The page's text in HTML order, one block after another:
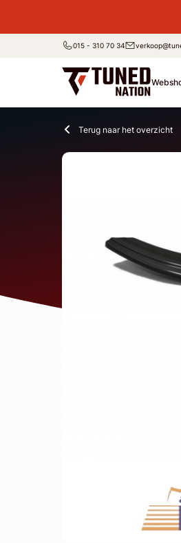
015 - 310 70 34
Terug naar het overzicht